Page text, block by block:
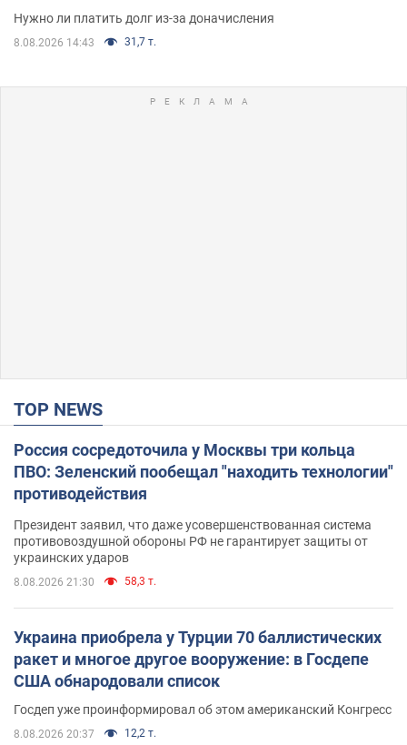
Нужно ли платить долг из-за доначисления
8.08.2026 14:43 31,7 т.
TOP NEWS
Россия сосредоточила у Москвы три кольца
ПВО: Зеленский пообещал "находить технологии"
противодействия
Президент заявил, что даже усовершенствованная система
противовоздушной обороны РФ не гарантирует защиты от
украинских ударов
8.08.2026 21:30 58,3 т.
Украина приобрела у Турции 70 баллистических
ракет и многое другое вооружение: в Госдепе
США обнародовали список
Госдеп уже проинформировал об этом американский Конгресс
8.08.2026 20:37 12,2 т.